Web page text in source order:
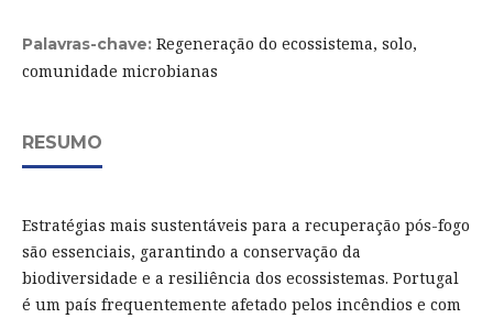
Palavras-chave: Regeneração do ecossistema, solo,
comunidade microbianas
RESUMO
Estratégias mais sustentáveis para a recuperação pós-fogo
são essenciais, garantindo a conservação da
biodiversidade e a resiliência dos ecossistemas. Portugal
é um país frequentemente afetado pelos incêndios e com